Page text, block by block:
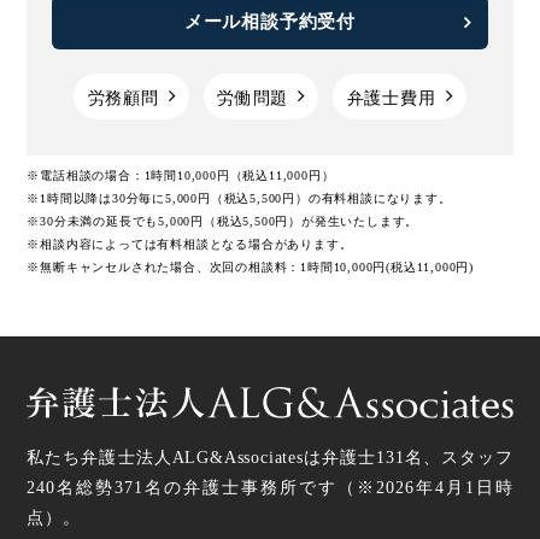
メール相談予約受付
労務顧問 労働問題 弁護士費用
※電話相談の場合：1時間10,000円（税込11,000円）
※1時間以降は30分毎に5,000円（税込5,500円）の有料相談になります。
※30分未満の延長でも5,000円（税込5,500円）が発生いたします。
※相談内容によっては有料相談となる場合があります。
※無断キャンセルされた場合、次回の相談料：1時間10,000円(税込11,000円)
私たち弁護士法人ALG&Associatesは弁護士131名、スタッフ
240名総勢371 名の弁護士事務所です（ ※2026年4月1日時
点 ）。